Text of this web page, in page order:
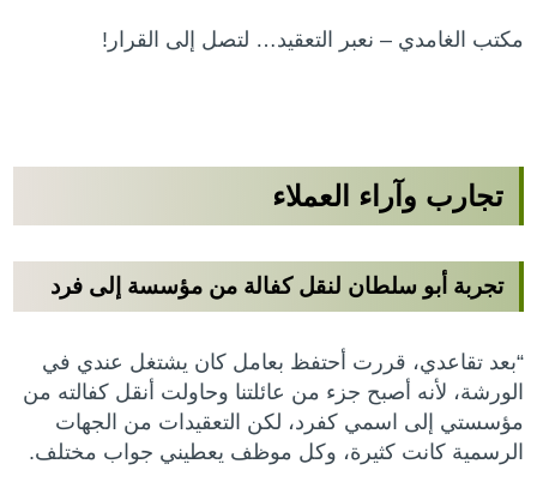
مكتب الغامدي – نعبر التعقيد… لتصل إلى القرار!
تجارب وآراء العملاء
تجربة أبو سلطان لنقل كفالة من مؤسسة إلى فرد
“بعد تقاعدي، قررت أحتفظ بعامل كان يشتغل عندي في
الورشة، لأنه أصبح جزء من عائلتنا وحاولت أنقل كفالته من
مؤسستي إلى اسمي كفرد، لكن التعقيدات من الجهات
الرسمية كانت كثيرة، وكل موظف يعطيني جواب مختلف.